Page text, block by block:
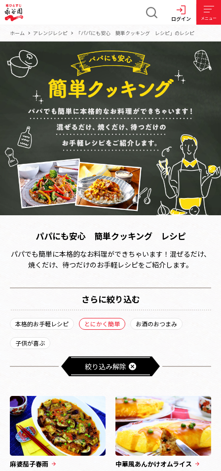
ログイン メニュー
ホーム アレンジレシピ 「パパにも安心 簡単クッキング レシピ」のレシピ
パパにも安心 簡単クッキング レシピ
パパでも簡単に本格的なお料理ができちゃいます！混ぜるだけ、
焼くだけ、待つだけのお手軽レシピをご紹介します。
さらに絞り込む
本格的お手軽レシピ とにかく簡単 お酒のおつまみ
子供が喜ぶ
絞り込み解除
麻婆茄子春雨 中華風あんかけオムライス